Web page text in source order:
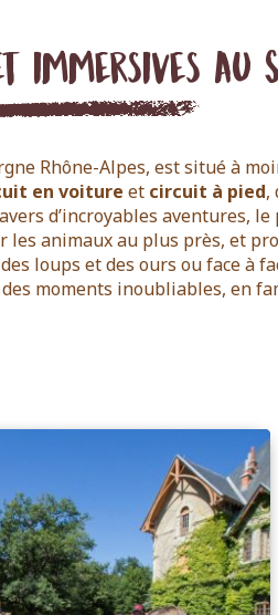
immersives au
Rhône-Alpes, est situé à
en voiture et circuit à pied,
d’incroyables aventures,
animaux au plus près, et
loups et des ours ou face à
moments inoubliables, en